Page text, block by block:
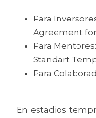
Para
Agreement
Para
Standart
Para
En estadios